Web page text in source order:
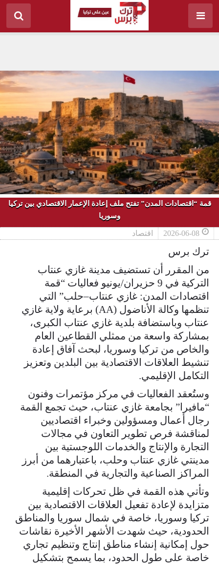
قمة “اقتصادات المدن” تفتح ملف إعادة الإعمار الاقتصادي بين تركيا
وسوريا
2026-06-08 اقتصاد
ترك برس
من المقرر أن تستضيف مدينة غازي عنتاب
التركية في 9 حزيران/يونيو فعاليات “قمة
اقتصادات المدن: غازي عنتاب–حلب” التي
تنظمها وكالة الأناضول (AA) برعاية ولاية غازي
عنتاب وباستضافة بلدية غازي عنتاب الكبرى،
بمشاركة واسعة من ممثلي القطاعين العام
والخاص من تركيا وسوريا، لبحث آفاق إعادة
تنشيط العلاقات الاقتصادية بين البلدين وتعزيز
التكامل الإقليمي.
وستُعقد الفعاليات في مركز مؤتمرات وفنون
“مافيرا” بجامعة غازي عنتاب، حيث تجمع القمة
رجال أعمال ومسؤولين وخبراء اقتصاديين
لمناقشة فرص تطوير التعاون في مجالات
التجارة والإنتاج والخدمات اللوجستية بين
مدينتي غازي عنتاب وحلب، باعتبارهما من أبرز
المراكز الصناعية والتجارية في المنطقة.
وتأتي هذه القمة في ظل تحركات إقليمية
متزايدة لإعادة تفعيل العلاقات الاقتصادية بين
تركيا وسوريا، خاصة في شمال سوريا والمناطق
الحدودية، حيث شهدت الأشهر الأخيرة نقاشات
حول إمكانية إنشاء مناطق إنتاج وتنظيم تجاري
خاصة على طول الحدود، بما يسمح بتشكيل